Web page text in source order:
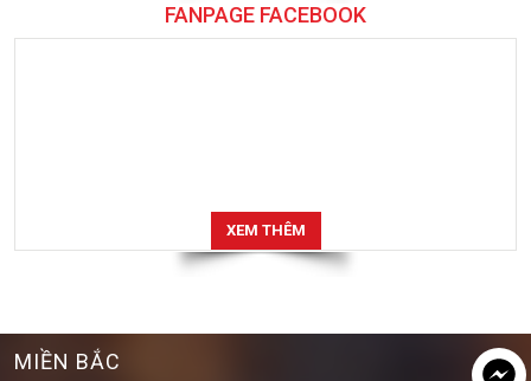
FANPAGE FACEBOOK
XEM THÊM
MIỀN BẮC